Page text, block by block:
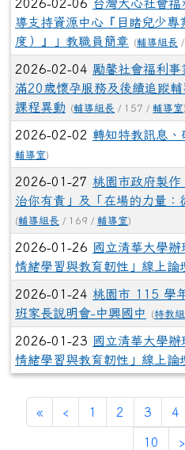
2026-02-04 勵馨社會福利
滿20歲懷孕服務及後續追蹤輔
課程異動 (輔導組長/ 157 /輔導室
2026-02-02 轉知特教訊息、
輔導室)
2026-01-27桃園市政府製作
治你有責」及「在場的力量：
(輔導組長
2026-01-26 國立清華大學辦
情緒學習與教育韌性」線上論
2026-01-24桃園市 115 學
班家長說明會-中興國中 (特教
2026-01-23國立清華大學辦
情緒學習與教育韌性」線上論
第一頁上一頁
1 2 3 4
10 ›
左邊區域內容